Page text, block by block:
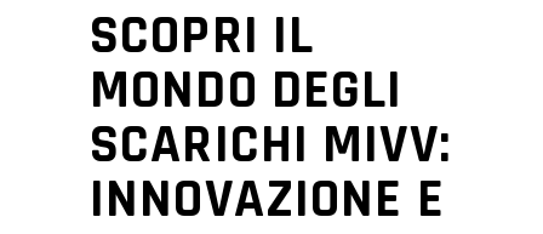
SCOPRI IL
MONDO DEGLI
SCARICHI MIVV:
INNOVAZIONE E